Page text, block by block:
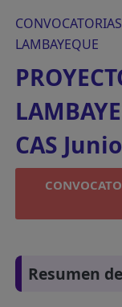
LAMBAYEQUE
CAS
Resumen